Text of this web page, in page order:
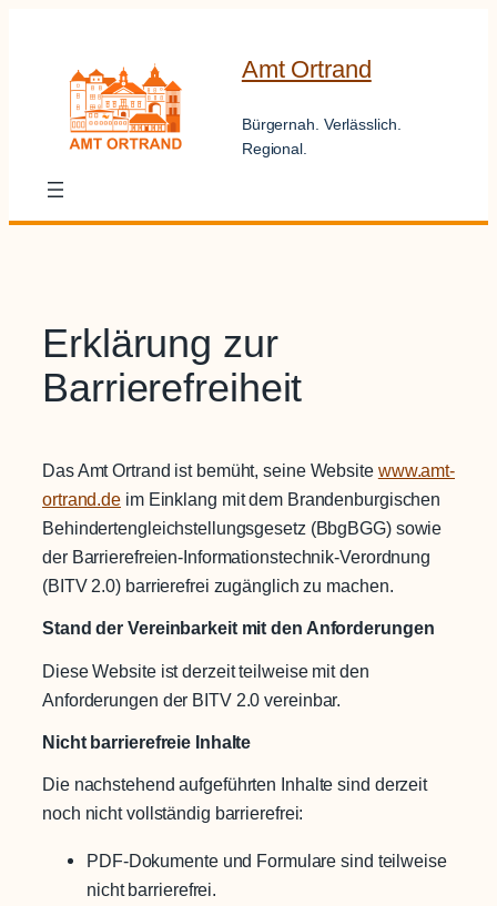
springen
Amt Ortrand
Bürgernah. Verlässlich.
Regional.
Erklärung zur
Barrierefreiheit
Das Amt Ortrand ist bemüht, seine Website www.amt-
ortrand.de im Einklang mit dem Brandenburgischen
Behindertengleichstellungsgesetz (BbgBGG) sowie
der Barrierefreien-Informationstechnik-Verordnung
(BITV 2.0) barrierefrei zugänglich zu machen.
Stand der Vereinbarkeit mit den Anforderungen
Diese Website ist derzeit teilweise mit den
Anforderungen der BITV 2.0 vereinbar.
Nicht barrierefreie Inhalte
Die nachstehend aufgeführten Inhalte sind derzeit
noch nicht vollständig barrierefrei:
PDF-Dokumente und Formulare sind teilweise
nicht barrierefrei.